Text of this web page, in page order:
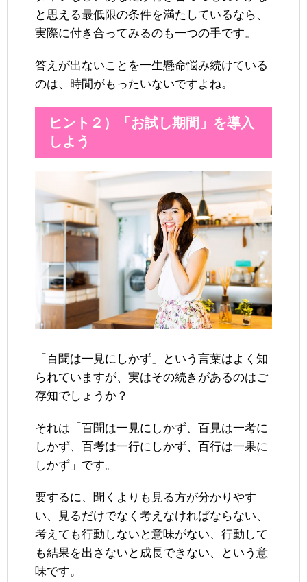
と思える最低限の条件を満たしているなら、
実際に付き合ってみるのも一つの手です。
答えが出ないことを一生懸命悩み続けている
のは、時間がもったいないですよね。
ヒント２）「お試し期間」を導入
しよう
「百聞は一見にしかず」という言葉はよく知
られていますが、実はその続きがあるのはご
存知でしょうか？
それは「百聞は一見にしかず、百見は一考に
しかず、百考は一行にしかず、百行は一果に
しかず」です。
要するに、聞くよりも見る方が分かりやす
い、見るだけでなく考えなければならない、
考えても行動しないと意味がない、行動して
も結果を出さないと成長できない、という意
味です。